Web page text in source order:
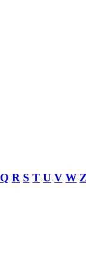
Q R S T U V W Z